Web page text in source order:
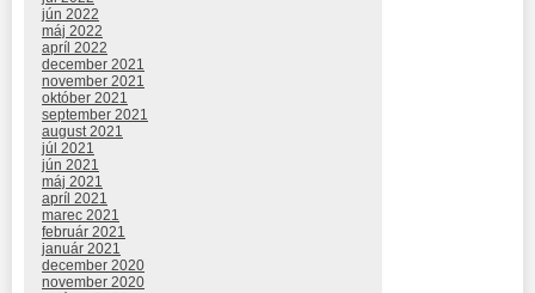
jún 2022
máj 2022
apríl 2022
december 2021
november 2021
október 2021
september 2021
august 2021
júl 2021
jún 2021
máj 2021
apríl 2021
marec 2021
február 2021
január 2021
december 2020
november 2020